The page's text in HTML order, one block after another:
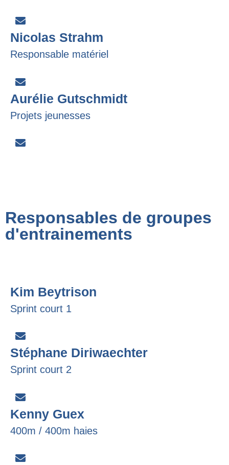
Nicolas Strahm
Responsable matériel
Aurélie Gutschmidt
Projets jeunesses
Responsables de groupes
d'entrainements
Kim Beytrison
Sprint court 1
Stéphane Diriwaechter
Sprint court 2
Kenny Guex
400m / 400m haies